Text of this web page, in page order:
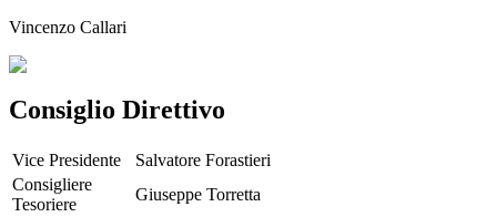
Vincenzo Callari
Consiglio Direttivo
Vice Presidente
Salvatore Forastieri
Consigliere
Tesoriere
Giuseppe Torretta